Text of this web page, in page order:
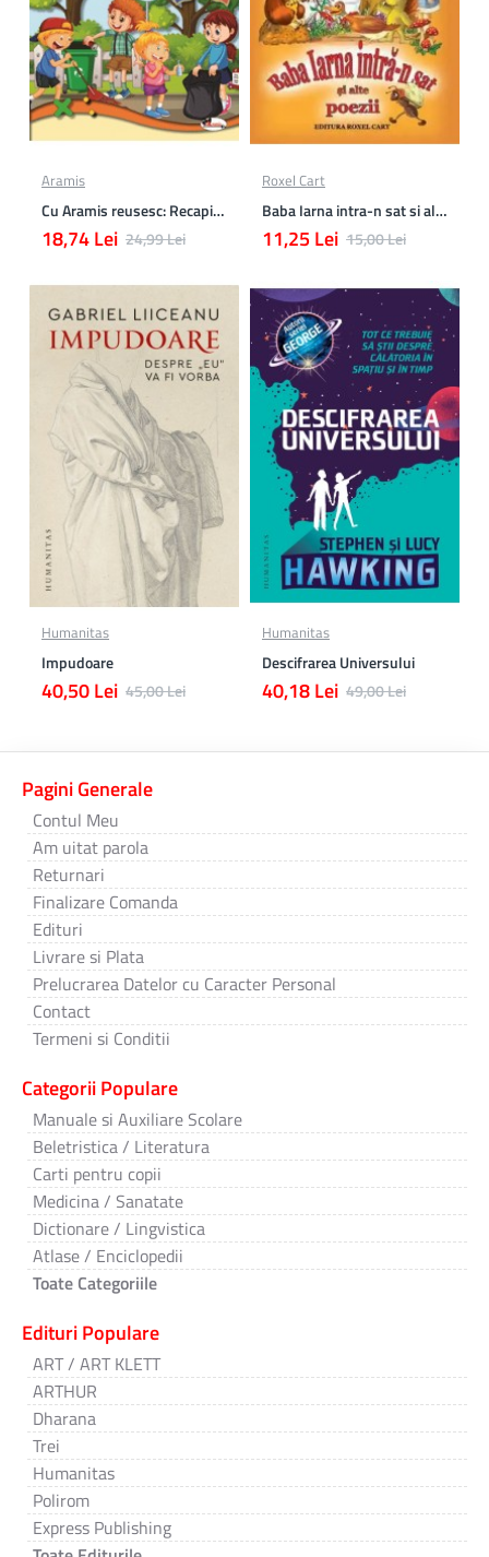
Aramis
Cu Aramis reusesc: Recapitulare si evaluare - Clasa a 4-a (Matematica, Stiinte ale naturii si Educatie civica)
18,74 Lei 24,99 Lei
Roxel Cart
Baba Iarna intra-n sat si alte poezii
11,25 Lei 15,00 Lei
Humanitas
Impudoare
40,50 Lei 45,00 Lei
Humanitas
Descifrarea Universului
40,18 Lei 49,00 Lei
Pagini Generale
Contul Meu
Am uitat parola
Returnari
Finalizare Comanda
Edituri
Livrare si Plata
Prelucrarea Datelor cu Caracter Personal
Contact
Termeni si Conditii
Categorii Populare
Manuale si Auxiliare Scolare
Beletristica / Literatura
Carti pentru copii
Medicina / Sanatate
Dictionare / Lingvistica
Atlase / Enciclopedii
Toate Categoriile
Edituri Populare
ART / ART KLETT
ARTHUR
Dharana
Trei
Humanitas
Polirom
Express Publishing